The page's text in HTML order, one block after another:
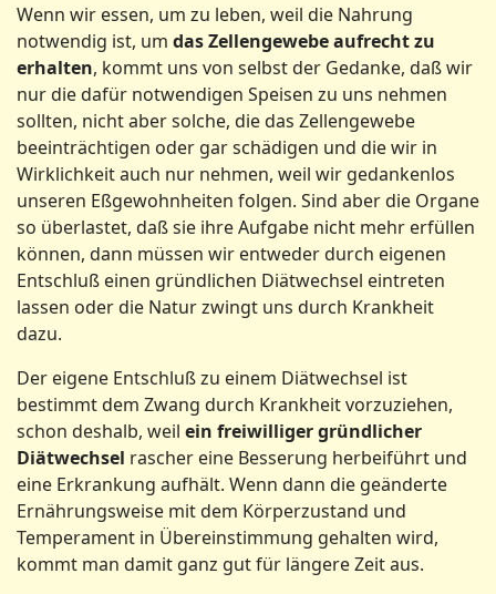
Wenn wir essen, um zu leben, weil die Nahrung
notwendig ist, um dasZellengewebe aufrecht zu
erhalten, kommt uns von selbst der Gedanke, daß wir
nur die dafür notwendigen Speisen zu uns nehmen
sollten, nicht aber solche, die das Zellengewebe
beeinträchtigen oder gar schädigen und die wir in
Wirklichkeit auch nur nehmen, weil wir gedankenlos
unseren Eßgewohnheiten folgen. Sind aber die Organe
so überlastet, daß sie ihre Aufgabe nicht mehr erfüllen
können, dann müssen wir entweder durch eigenen
Entschluß einen gründlichen Diätwechsel eintreten
lassen oder die Natur zwingt uns durch Krankheit
dazu.
Der eigene Entschluß zu einem Diätwechsel ist
bestimmt dem Zwang durch Krankheit vorzuziehen,
schon deshalb, weil ein freiwilliger gründlicher
Diätwechsel rascher eine Besserung herbeiführt und
eine Erkrankung aufhält. Wenn dann die geänderte
Ernährungsweise mit dem Körperzustand und
Temperament in Übereinstimmung gehalten wird,
kommt man damit ganz gut für längere Zeit aus.